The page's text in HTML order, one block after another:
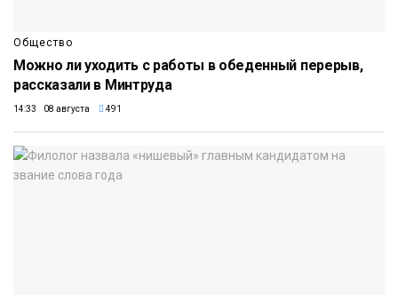
Общество
Можно ли уходить с работы в обеденный перерыв,
рассказали в Минтруда
14:33 08 августа 491